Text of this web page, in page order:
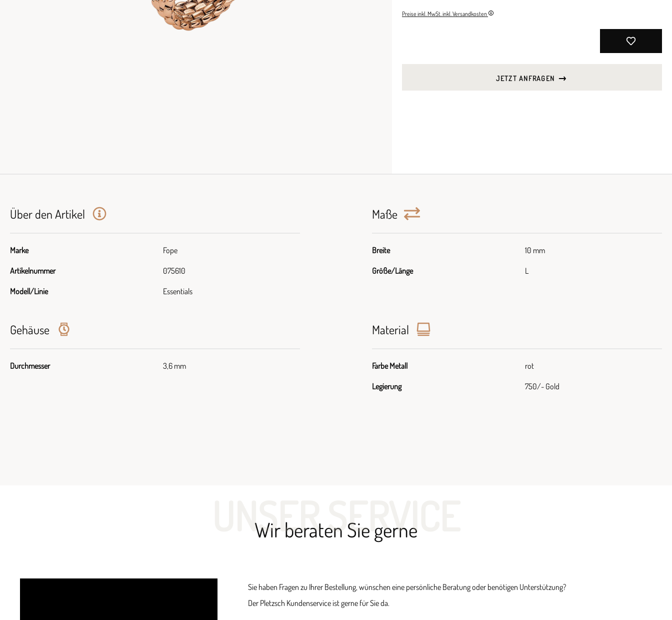
Preise inkl. MwSt. inkl. Versandkosten
JETZT ANFRAGEN
Über den Artikel
Marke Fope
Artikelnummer 075610
Modell/Linie Essentials
Maße
Breite 10 mm
Größe/Länge L
Gehäuse
Durchmesser 3,6 mm
Material
Farbe Metall rot
Legierung 750/- Gold
UNSER SERVICE
Wir beraten Sie gerne
Sie haben Fragen zu Ihrer Bestellung, wünschen eine persönliche Beratung oder benötigen Unterstützung?
Der Pletzsch Kundenservice ist gerne für Sie da.